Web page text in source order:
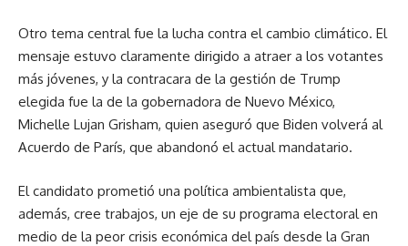
Otro tema central fue la lucha contra el cambio climático. El
mensaje estuvo claramente dirigido a atraer a los votantes
más jóvenes, y la contracara de la gestión de Trump
elegida fue la de la gobernadora de Nuevo México,
Michelle Lujan Grisham, quien aseguró que Biden volverá al
Acuerdo de París, que abandonó el actual mandatario.
El candidato prometió una política ambientalista que,
además, cree trabajos, un eje de su programa electoral en
medio de la peor crisis económica del país desde la Gran